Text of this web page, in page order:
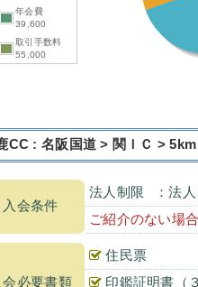
年会費
39,600
取引手数料
55,000
CC : 名阪国道 > 関ＩＣ >
入会条件
法人制限
：法
ご紹介のない場
会必要書類
住民票
印鑑証明書（